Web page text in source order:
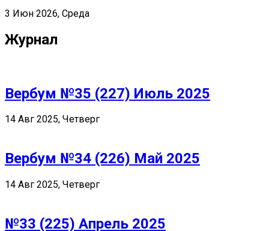
3 Июн 2026, Среда
Журнал
Вербум №35 (227) Июль 2025
14 Авг 2025, Четверг
Вербум №34 (226) Май 2025
14 Авг 2025, Четверг
№33 (225) Апрель 2025